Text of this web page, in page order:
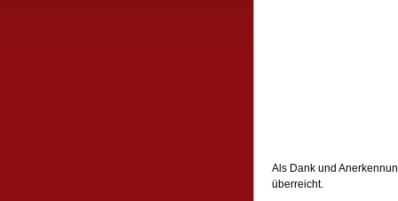
Als Dank und
überreicht.